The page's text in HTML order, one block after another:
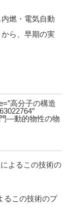
燃・電気自動
ら、早期の実
高分子の構造
門―動的物性の物
よるこの技術の
るこの技術のプ